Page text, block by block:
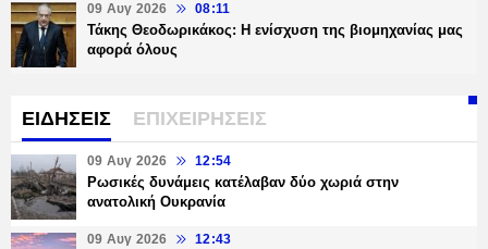
09 Αυγ 2026 08:11
Τάκης Θεοδωρικάκος: Η ενίσχυση της βιομηχανίας μας
αφορά όλους
ΕΙΔΗΣΕΙΣ ΕΠΙΧΕΙΡΗΣΕΙΣ
09 Αυγ 2026 12:54
Ρωσικές δυνάμεις κατέλαβαν δύο χωριά στην
ανατολική Ουκρανία
09 Αυγ 2026 12:43